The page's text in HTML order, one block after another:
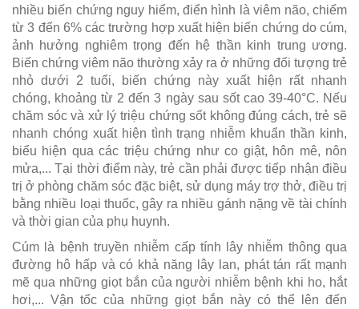
nhiều biến chứng nguy hiểm, điển hình là viêm não, chiếm
từ 3 đến 6% các trường hợp xuất hiện biến chứng do cúm,
ảnh hưởng nghiêm trọng đến hệ thần kinh trung ương.
Biến chứng viêm não thường xảy ra ở những đối tượng trẻ
nhỏ dưới 2 tuổi, biến chứng này xuất hiện rất nhanh
chóng, khoảng từ 2 đến 3 ngày sau sốt cao 39-40°C. Nếu
chăm sóc và xử lý triệu chứng sốt không đúng cách, trẻ sẽ
nhanh chóng xuất hiện tình trạng nhiễm khuẩn thần kinh,
biểu hiện qua các triệu chứng như co giật, hôn mê, nôn
mửa,... Tại thời điểm này, trẻ cần phải được tiếp nhận điều
trị ở phòng chăm sóc đặc biệt, sử dụng máy trợ thở, điều trị
bằng nhiều loại thuốc, gây ra nhiều gánh nặng về tài chính
và thời gian của phụ huynh.
Cúm là bệnh truyền nhiễm cấp tính lây nhiễm thông qua
đường hô hấp và có khả năng lây lan, phát tán rất mạnh
mẽ qua những giọt bắn của người nhiễm bệnh khi ho, hắt
hơi,... Vận tốc của những giọt bắn này có thể lên đến